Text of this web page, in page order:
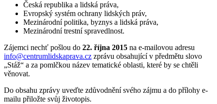
Česká republika a lidská práva,
Evropský systém ochrany lidských práv,
Mezinárodní politika, byznys a lidská práva,
Mezinárodní trestní spravedlnost.
Zájemci nechť pošlou do 22. října 2015 na e-mailovou adresu
info@centrumlidskaprava.cz zprávu obsahující v předmětu slovo
„Stáž“ a za pomlčkou název tematické oblasti, které by se chtěli
věnovat.
Do obsahu zprávy uveďte zdůvodnění svého zájmu a do přílohy e-
mailu přiložte svůj životopis.